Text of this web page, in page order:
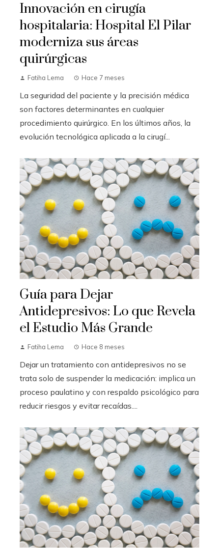
Innovación en cirugía
hospitalaria: Hospital El Pilar
moderniza sus áreas
quirúrgicas
Fatiha Lema Hace 7 meses
La seguridad del paciente y la precisión médica
son factores determinantes en cualquier
procedimiento quirúrgico. En los últimos años, la
evolución tecnológica aplicada a la cirugí...
Guía para Dejar
Antidepresivos: Lo que Revela
el Estudio Más Grande
Fatiha Lema Hace 8 meses
Dejar un tratamiento con antidepresivos no se
trata solo de suspender la medicación: implica un
proceso paulatino y con respaldo psicológico para
reducir riesgos y evitar recaídas....